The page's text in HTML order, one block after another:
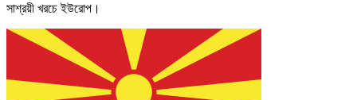
সাশ্রয়ী খরচে ইউরোপ।